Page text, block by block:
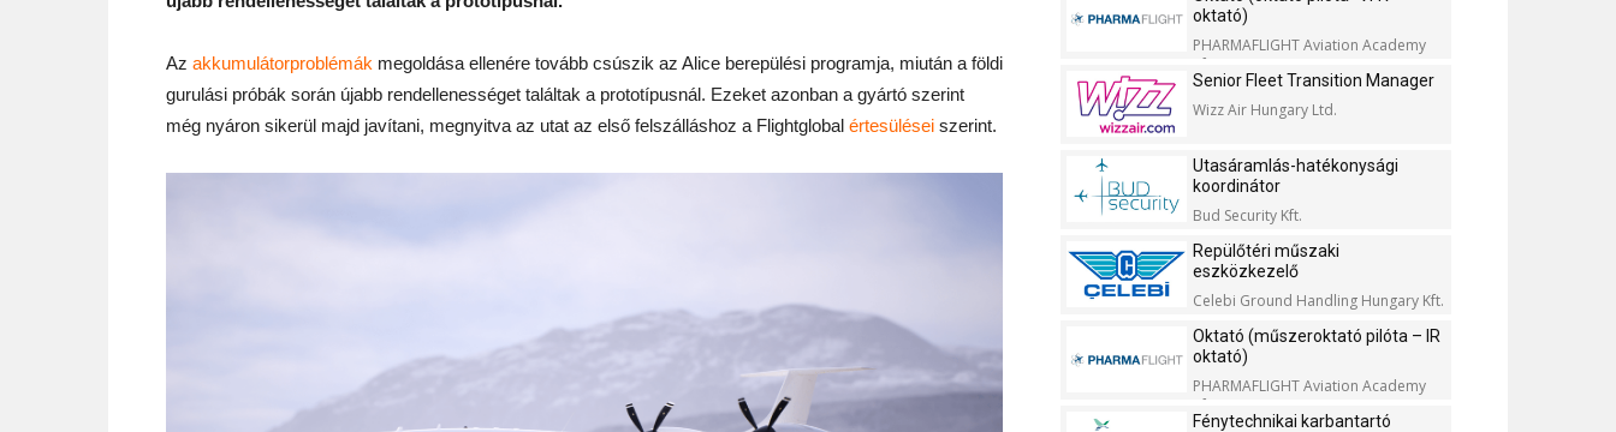
Az akkumulátorproblémák megoldása ellenére tovább csúszik az Alice berepülési programja, miután a földi
gurulási próbák során újabb rendellenességet találtak a prototípusnál. Ezeket azonban a gyártó szerint
még nyáron sikerül majd javítani, megnyitva az utat az első felszálláshoz a Flightglobal értesülései szerint.
oktató)
PHARMAFLIGHT Aviation Academy
Kft.
Senior Fleet Transition Manager
Wizz Air Hungary Ltd.
Utasáramlás-hatékonysági
koordinátor
Bud Security Kft.
Repülőtéri műszaki
eszközkezelő
Celebi Ground Handling Hungary Kft.
Oktató (műszeroktató pilóta – IR
oktató)
PHARMAFLIGHT Aviation Academy
Kft.
Fénytechnikai karbantartó